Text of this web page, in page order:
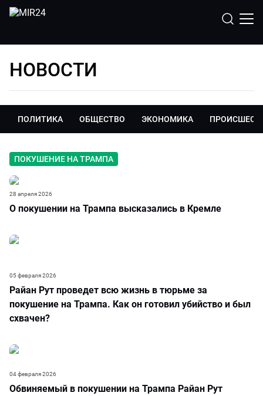
НОВОСТИ
ПОЛИТИКА ОБЩЕСТВО ЭКОНОМИКА
ПОКУШЕНИЕ НА ТРАМПА
О покушении на Трампа высказались в Кремле
28 апреля 2026
Райан Рут проведет всю жизнь в тюрьме за
покушение на Трампа. Как он готовил убийство и был
схвачен?
05 февраля 2026
Обвиняемый в покушении на Трампа Райан Рут
04 февраля 2026